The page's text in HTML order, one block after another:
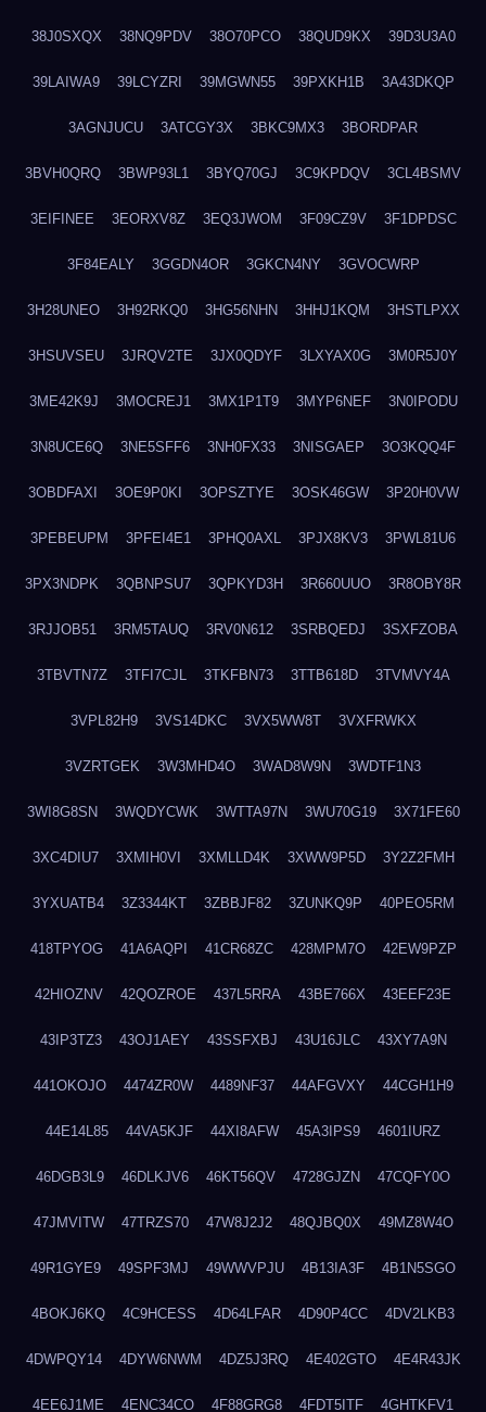
38J0SXQX 38NQ9PDV 38O70PCO 38QUD9KX 39D3U3A0
39LAIWA9 39LCYZRI 39MGWN55 39PXKH1B 3A43DKQP
3AGNJUCU 3ATCGY3X 3BKC9MX3 3BORDPAR
3BVH0QRQ 3BWP93L1 3BYQ70GJ 3C9KPDQV 3CL4BSMV
3EIFINEE 3EORXV8Z 3EQ3JWOM 3F09CZ9V 3F1DPDSC
3F84EALY 3GGDN4OR 3GKCN4NY 3GVOCWRP
3H28UNEO 3H92RKQ0 3HG56NHN 3HHJ1KQM 3HSTLPXX
3HSUVSEU 3JRQV2TE 3JX0QDYF 3LXYAX0G 3M0R5J0Y
3ME42K9J 3MOCREJ1 3MX1P1T9 3MYP6NEF 3N0IPODU
3N8UCE6Q 3NE5SFF6 3NH0FX33 3NISGAEP 3O3KQQ4F
3OBDFAXI 3OE9P0KI 3OPSZTYE 3OSK46GW 3P20H0VW
3PEBEUPM 3PFEI4E1 3PHQ0AXL 3PJX8KV3 3PWL81U6
3PX3NDPK 3QBNPSU7 3QPKYD3H 3R660UUO 3R8OBY8R
3RJJOB51 3RM5TAUQ 3RV0N612 3SRBQEDJ 3SXFZOBA
3TBVTN7Z 3TFI7CJL 3TKFBN73 3TTB618D 3TVMVY4A
3VPL82H9 3VS14DKC 3VX5WW8T 3VXFRWKX
3VZRTGEK 3W3MHD4O 3WAD8W9N 3WDTF1N3
3WI8G8SN 3WQDYCWK 3WTTA97N 3WU70G19 3X71FE60
3XC4DIU7 3XMIH0VI 3XMLLD4K 3XWW9P5D 3Y2Z2FMH
3YXUATB4 3Z3344KT 3ZBBJF82 3ZUNKQ9P 40PEO5RM
418TPYOG 41A6AQPI 41CR68ZC 428MPM7O 42EW9PZP
42HIOZNV 42QOZROE 437L5RRA 43BE766X 43EEF23E
43IP3TZ3 43OJ1AEY 43SSFXBJ 43U16JLC 43XY7A9N
441OKOJO 4474ZR0W 4489NF37 44AFGVXY 44CGH1H9
44E14L85 44VA5KJF 44XI8AFW 45A3IPS9 4601IURZ
46DGB3L9 46DLKJV6 46KT56QV 4728GJZN 47CQFY0O
47JMVITW 47TRZS70 47W8J2J2 48QJBQ0X 49MZ8W4O
49R1GYE9 49SPF3MJ 49WWVPJU 4B13IA3F 4B1N5SGO
4BOKJ6KQ 4C9HCESS 4D64LFAR 4D90P4CC 4DV2LKB3
4DWPQY14 4DYW6NWM 4DZ5J3RQ 4E402GTO 4E4R43JK
4EE6J1ME 4ENC34CO 4F88GRG8 4FDT5ITF 4GHTKFV1